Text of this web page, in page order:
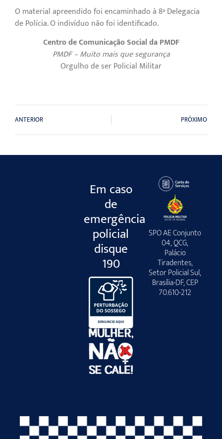
O material apreendido foi encaminhado à 8ª Delegacia
de Polícia. O indivíduo não foi identificado.
Centro de Comunicação Social da PMDF
PMDF – Muito mais que segurança
Orgulho de ser Policial Militar
ANTERIOR PRÓXIMO
Em caso
de
emergência
policial
disque
190
SPO AE Conjunto
04, QCG,
Palácio
Tiradentes,
Setor Policial Sul,
Brasília-DF, CEP
70.610-212